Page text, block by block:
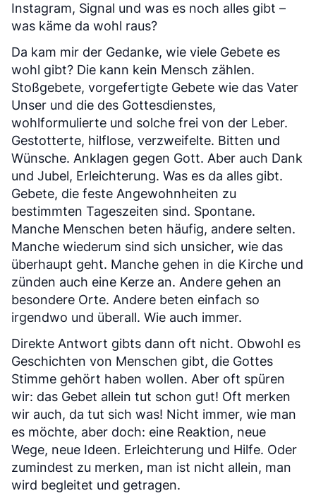
Instagram, Signal und was es noch alles gibt –
was käme da wohl raus?
Da kam mir der Gedanke, wie viele Gebete es
wohl gibt? Die kann kein Mensch zählen.
Stoßgebete, vorgefertigte Gebete wie das Vater
Unser und die des Gottesdienstes,
wohlformulierte und solche frei von der Leber.
Gestotterte, hilflose, verzweifelte. Bitten und
Wünsche. Anklagen gegen Gott. Aber auch Dank
und Jubel, Erleichterung. Was es da alles gibt.
Gebete, die feste Angewohnheiten zu
bestimmten Tageszeiten sind. Spontane.
Manche Menschen beten häufig, andere selten.
Manche wiederum sind sich unsicher, wie das
überhaupt geht. Manche gehen in die Kirche und
zünden auch eine Kerze an. Andere gehen an
besondere Orte. Andere beten einfach so
irgendwo und überall. Wie auch immer.
Direkte Antwort gibts dann oft nicht. Obwohl es
Geschichten von Menschen gibt, die Gottes
Stimme gehört haben wollen. Aber oft spüren
wir: das Gebet allein tut schon gut! Oft merken
wir auch, da tut sich was! Nicht immer, wie man
es möchte, aber doch: eine Reaktion, neue
Wege, neue Ideen. Erleichterung und Hilfe. Oder
zumindest zu merken, man ist nicht allein, man
wird begleitet und getragen.